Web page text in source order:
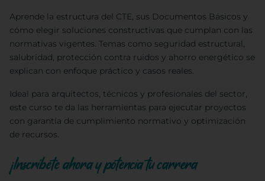
Aprende la estructura del CTE, sus Documentos Básicos y
cómo elegir soluciones constructivas que cumplan con las
normativas vigentes. Temas como seguridad estructural,
salubridad, protección contra ruidos y ahorro energético se
explican con enfoque práctico y casos reales.
Ideal para arquitectos, técnicos y profesionales del sector,
este curso te da las herramientas para ejecutar proyectos
con garantía de cumplimiento normativo y optimización
de recursos.
¡Inscríbete ahora y potencia tu carrera